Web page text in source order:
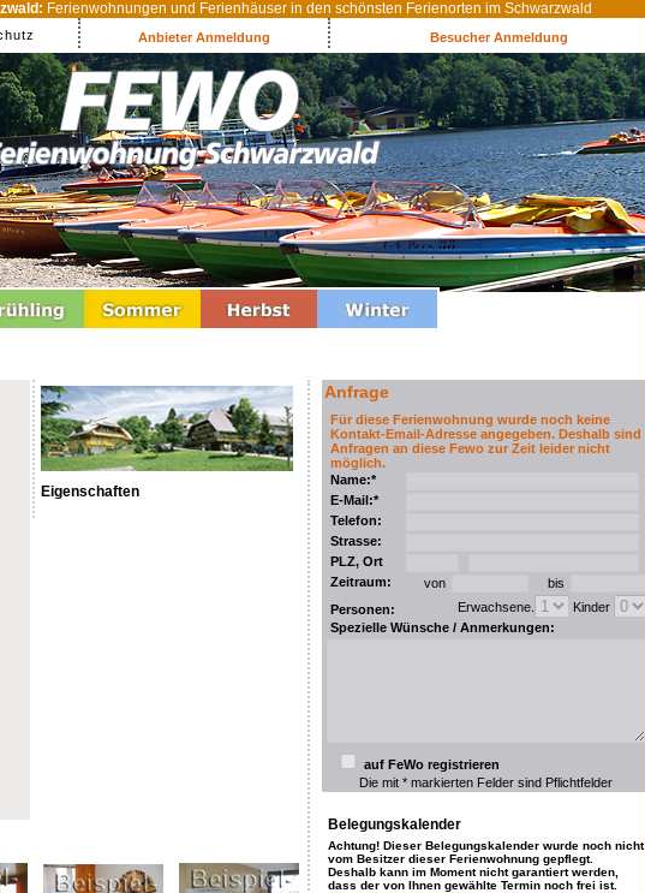
Ferienwohnungen und Ferienhäuser in den schönsten Ferienorten im Schwarzwald
Anbieter Anmeldung Besucher Anmeldung
Eigenschaften
Anfrage
Für diese Ferienwohnung wurde noch keine
Kontakt-Email-Adresse angegeben. Deshalb sind
Anfragen an diese Fewo zur Zeit leider nicht
möglich.
Name:*
E-Mail:*
Telefon:
Strasse:
PLZ, Ort
Zeitraum:
von
bis
Personen:
Erwachsene.
Kinder
Spezielle Wünsche / Anmerkungen:
auf FeWo registrieren
Die mit * markierten Felder sind Pflichtfelder
Belegungskalender
Achtung! Dieser Belegungskalender wurde noch nicht
vom Besitzer dieser Ferienwohnung gepflegt.
Deshalb kann im Moment nicht garantiert werden,
dass der von Ihnen gewählte Termin noch frei ist.